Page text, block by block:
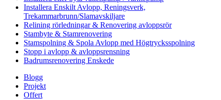
Installera Enskilt Avlopp, Reningsverk,
Trekammarbrunn/Slamavskiljare
Relining rörledningar & Renovering avloppsrör
Stambyte & Stamrenovering
Stamspolning & Spola Avlopp med Högtrycksspolning
Stopp i avlopp & avloppsrensning
Badrumsrenovering Enskede
Blogg
Projekt
Offert